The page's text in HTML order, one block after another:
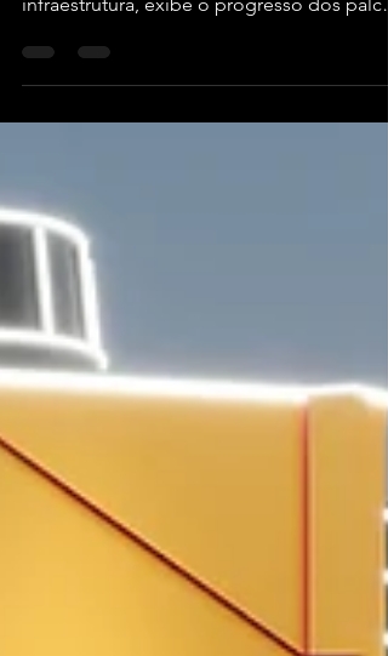
Falta um mês para o Rock
in Rio 2026 e Cidade do
Rock ganha forma no Rio
de Janeiro
infraestrutura, exibe o progresso dos
e abre venda extraordinária de ingressos
nesta quinta-feira (06/08)